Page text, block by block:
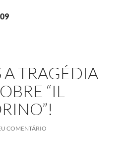
TRAGÉDIA
“IL
COMENTÁRIO